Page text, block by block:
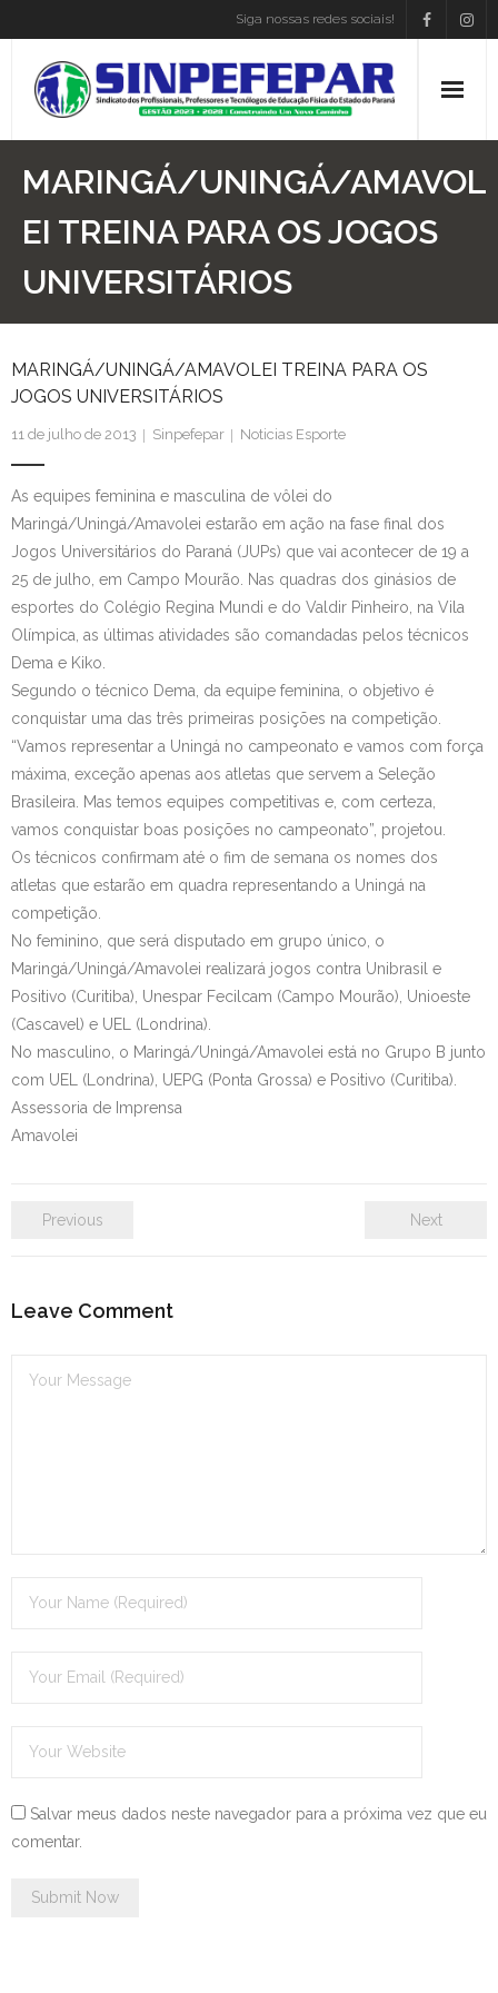
Siga nossas redes sociais!
Home
Institucional
Atos Presidência
Convenções
Associe-se
Empregos
Blog
Contato
MARINGÁ/UNINGÁ/AMAVOL
EI TREINA PARA OS JOGOS
UNIVERSITÁRIOS
MARINGÁ/UNINGÁ/AMAVOLEI TREINA PARA OS
JOGOS UNIVERSITÁRIOS
11 de julho de 2013 Sinpefepar Noticias Esporte
As equipes feminina e masculina de vôlei do
Maringá/Uningá/Amavolei estarão em ação na fase final dos
Jogos Universitários do Paraná (JUPs) que vai acontecer de 19 a
25 de julho, em Campo Mourão. Nas quadras dos ginásios de
esportes do Colégio Regina Mundi e do Valdir Pinheiro, na Vila
Olímpica, as últimas atividades são comandadas pelos técnicos
Dema e Kiko.
Segundo o técnico Dema, da equipe feminina, o objetivo é
conquistar uma das três primeiras posições na competição.
“Vamos representar a Uningá no campeonato e vamos com força
máxima, exceção apenas aos atletas que servem a Seleção
Brasileira. Mas temos equipes competitivas e, com certeza,
vamos conquistar boas posições no campeonato”, projetou.
Os técnicos confirmam até o fim de semana os nomes dos
atletas que estarão em quadra representando a Uningá na
competição.
No feminino, que será disputado em grupo único, o
Maringá/Uningá/Amavolei realizará jogos contra Unibrasil e
Positivo (Curitiba), Unespar Fecilcam (Campo Mourão), Unioeste
(Cascavel) e UEL (Londrina).
No masculino, o Maringá/Uningá/Amavolei está no Grupo B junto
com UEL (Londrina), UEPG (Ponta Grossa) e Positivo (Curitiba).
Assessoria de Imprensa
Amavolei
Previous Next
Leave Comment
Salvar meus dados neste navegador para a próxima vez que eu
comentar.